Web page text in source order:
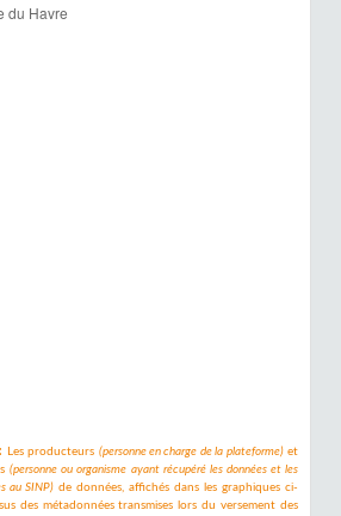
Les producteurs (personne en charge de la plateforme)et
(personne ou organisme ayant récupéré les données et les
au SINP) de données, affichés dans les graphiques ci-
des métadonnées transmises lors du versement des